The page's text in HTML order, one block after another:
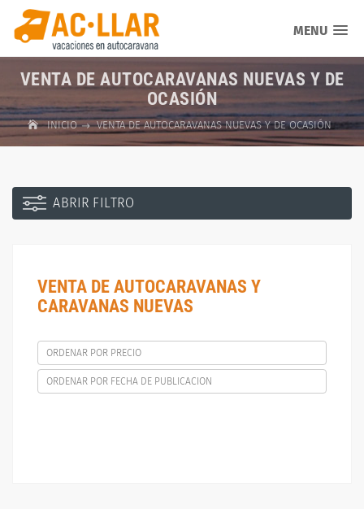
MENU
VENTA DE AUTOCARAVANAS NUEVAS Y DE
OCASIÓN
INICIO VENTA DE AUTOCARAVANAS NUEVAS Y DE OCASIÓN
ABRIR FILTRO
VENTA DE AUTOCARAVANAS Y
CARAVANAS NUEVAS
ORDENAR POR PRECIO
ORDENAR POR FECHA DE PUBLICACION